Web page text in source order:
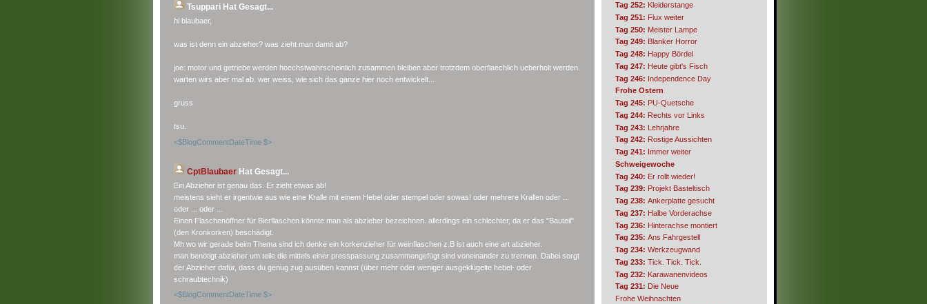
Tsuppari Hat Gesagt...
hi blaubaer,
was ist denn ein abzieher? was zieht man damit ab?
joe: motor und getriebe werden hoechstwahrscheinlich zusammen bleiben aber trotzdem oberflaechlich ueberholt werden.
warten wirs aber mal ab. wer weiss, wie sich das ganze hier noch entwickelt...
gruss
tsu.
<$BlogCommentDateTime $>
CptBlaubaer Hat Gesagt...
Ein Abzieher ist genau das. Er zieht etwas ab!
meistens sieht er irgentwie aus wie eine Kralle mit einem Hebel oder stempel oder sowas! oder mehrere Krallen oder ...
oder ... oder ...
Einen Flaschenöffner für Bierflaschen könnte man als abzieher bezeichnen. allerdings ein schlechter, da er das "Bauteil"
(den Kronkorken) beschädigt.
Mh wo wir gerade beim Thema sind ich denke ein korkenzieher für weinflaschen z.B ist auch eine art abzieher.
man benötigt abzieher um teile die mittels einer presspassung zusammengefügt sind voneinander zu trennen. Dabei sorgt
der Abzieher dafür, dass du genug zug ausüben kannst (über mehr oder weniger ausgeklügelte hebel- oder
schraubtechnik)
<$BlogCommentDateTime $>
Tag 252: Kleiderstange
Tag 251: Flux weiter
Tag 250: Meister Lampe
Tag 249: Blanker Horror
Tag 248: Happy Bördel
Tag 247: Heute gibt's Fisch
Tag 246: Independence Day
Frohe Ostern
Tag 245: PU-Quetsche
Tag 244: Rechts vor Links
Tag 243: Lehrjahre
Tag 242: Rostige Aussichten
Tag 241: Immer weiter
Schweigewoche
Tag 240: Er rollt wieder!
Tag 239: Projekt Basteltisch
Tag 238: Ankerplatte gesucht
Tag 237: Halbe Vorderachse
Tag 236: Hinterachse montiert
Tag 235: Ans Fahrgestell
Tag 234: Werkzeugwand
Tag 233: Tick. Tick. Tick.
Tag 232: Karawanenvideos
Tag 231: Die Neue
Frohe Weihnachten